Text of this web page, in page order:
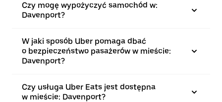
Czy mogę wypożyczyć samochód w:
Davenport?
W jaki sposób Uber pomaga dbać
o bezpieczeństwo pasażerów w mieście:
Davenport?
Czy usługa Uber Eats jest dostępna
w mieście: Davenport?